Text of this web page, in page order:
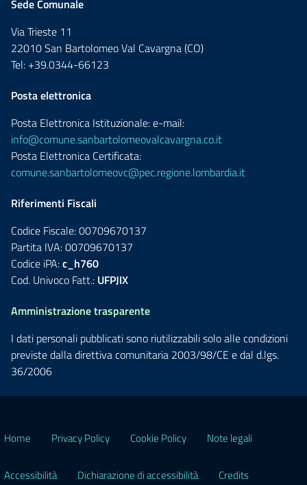
Sede Comunale
Via Trieste 11
22010 San Bartolomeo Val Cavargna (CO)
Tel: +39.0344-66123
Posta elettronica
Posta Elettronica Istituzionale: e-mail:
info@comune.sanbartolomeovalcavargna.co.it
Posta Elettronica Certificata:
comune.sanbartolomeovc@pec.regione.lombardia.it
Riferimenti Fiscali
Codice Fiscale: 00709670137
Partita IVA: 00709670137
Codice iPA:c_h760
Cod. Univoco Fatt.: UFPJIX
Amministrazione trasparente
I dati personali pubblicati sono riutilizzabili solo alle condizioni
previste dalla direttiva comunitaria 2003/98/CE e dal d.lgs.
36/2006
Home Privacy Policy Cookie Policy Note legali
Accessibilità Dichiarazione di accessibilità Credits